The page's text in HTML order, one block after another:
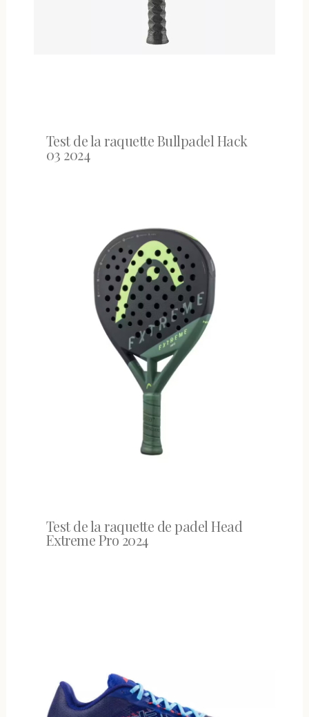
Test de la raquette Bullpadel Hack
03 2024
Test de la raquette de padel Head
Extreme Pro 2024